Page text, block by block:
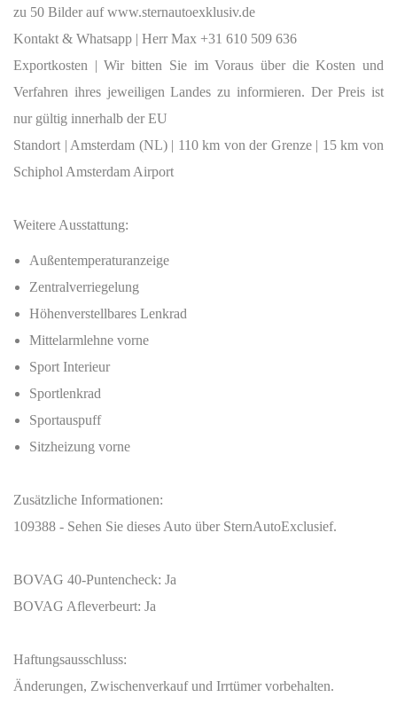
zu 50 Bilder auf www.sternautoexklusiv.de
Kontakt & Whatsapp | Herr Max +31 610 509 636
Exportkosten | Wir bitten Sie im Voraus über die Kosten und
Verfahren ihres jeweiligen Landes zu informieren. Der Preis ist
nur gültig innerhalb der EU
Standort | Amsterdam (NL) | 110 km von der Grenze | 15 km von
Schiphol Amsterdam Airport
Weitere Ausstattung:
Außentemperaturanzeige
Zentralverriegelung
Höhenverstellbares Lenkrad
Mittelarmlehne vorne
Sport Interieur
Sportlenkrad
Sportauspuff
Sitzheizung vorne
Zusätzliche Informationen:
109388 - Sehen Sie dieses Auto über SternAutoExclusief.
BOVAG 40-Puntencheck: Ja
BOVAG Afleverbeurt: Ja
Haftungsausschluss:
Änderungen, Zwischenverkauf und Irrtümer vorbehalten.